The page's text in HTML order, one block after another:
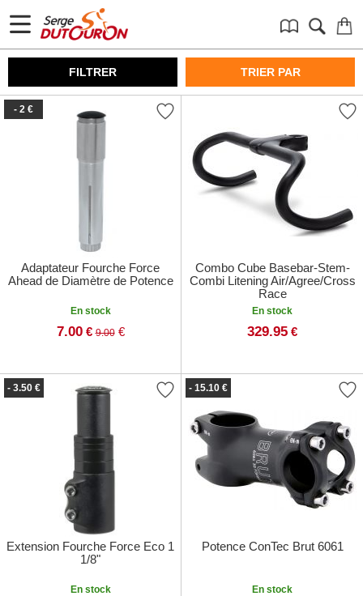
FILTRER TRIER PAR
- 2 €
Adaptateur Fourche Force
Ahead de Diamètre de Potence
En stock
7.00 € 9.00€
Combo Cube Basebar-Stem-
Combi Litening Air/Agree/Cross
Race
En stock
329.95 €
- 3.50 €
Extension Fourche Force Eco 1
1/8"
En stock
- 15.10 €
Potence ConTec Brut 6061
En stock